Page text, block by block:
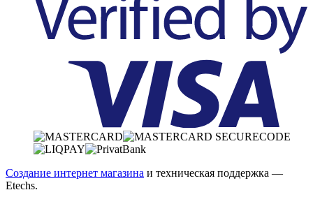
Создание интернет магазина и техническая поддержка —
Etechs.